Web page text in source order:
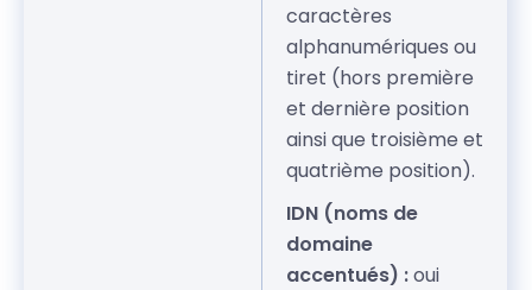
caractères
alphanumériques ou
tiret (hors première
et dernière position
ainsi que troisième et
quatrième position).
IDN (noms de
domaine
accentués) :oui